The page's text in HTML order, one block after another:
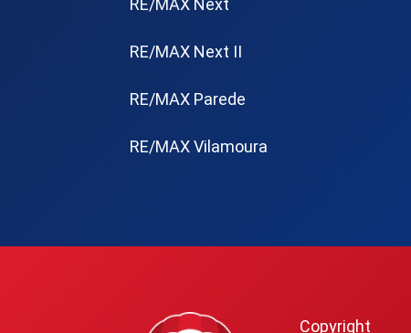
RE/MAX Next
RE/MAX Next II
RE/MAX Parede
RE/MAX Vilamoura
Copyright